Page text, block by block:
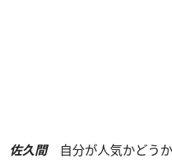
佐久間自分が人気かどうか